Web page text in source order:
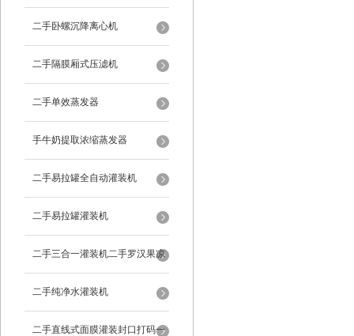
二手卧螺沉降离心机
二手隔膜厢式压滤机
二手单效蒸发器
手牛奶提取浓缩蒸发器
二手易拉罐全自动灌装机
二手易拉罐灌装机
二手三合一灌装机二手罗汉果凉
茶灌装机
二手纯净水灌装机
二手直线式面膜灌装封口打码一